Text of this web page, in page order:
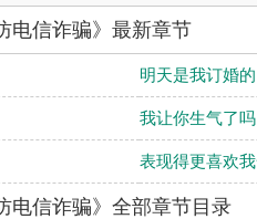
电信诈骗》最新章节
明天是我订婚
我让你生气了吗
表现得更喜欢
电信诈骗》全部章节目录